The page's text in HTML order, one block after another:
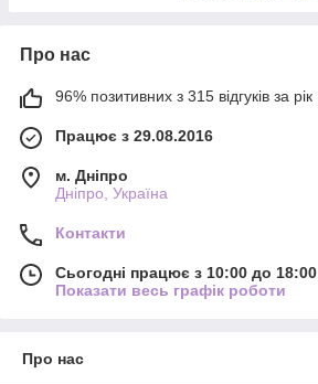
Про нас
96% позитивних з 315 відгуків за рік
Працює з 29.08.2016
м. Дніпро
Дніпро, Україна
Контакти
Сьогодні працює з 10:00 до 18:00
Показати весь графік роботи
Про нас